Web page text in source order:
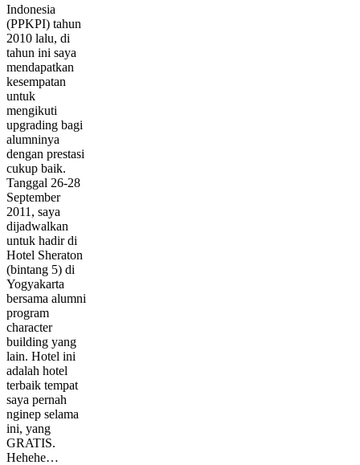
Indonesia
(PPKPI) tahun
2010 lalu, di
tahun ini saya
mendapatkan
kesempatan
untuk
mengikuti
upgrading bagi
alumninya
dengan prestasi
cukup baik.
Tanggal 26-28
September
2011, saya
dijadwalkan
untuk hadir di
Hotel Sheraton
(bintang 5) di
Yogyakarta
bersama alumni
program
character
building yang
lain. Hotel ini
adalah hotel
terbaik tempat
saya pernah
nginep selama
ini, yang
GRATIS.
Hehehe…